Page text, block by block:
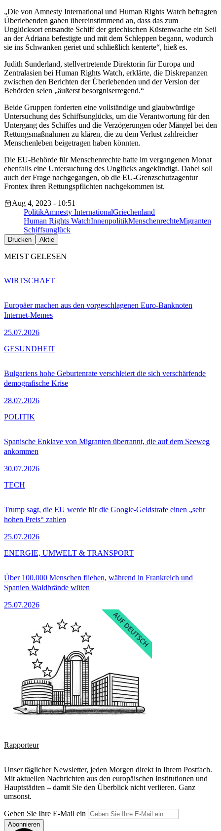
„Die von Amnesty International und Human Rights Watch befragten
Überlebenden gaben übereinstimmend an, dass das zum
Unglücksort entsandte Schiff der griechischen Küstenwache ein Seil
an der Adriana befestigte und mit dem Schleppen begann, wodurch
sie ins Schwanken geriet und schließlich kenterte“, hieß es.
Judith Sunderland, stellvertretende Direktorin für Europa und
Zentralasien bei Human Rights Watch, erklärte, die Diskrepanzen
zwischen den Berichten der Überlebenden und der Version der
Behörden seien „äußerst besorgniserregend.“
Beide Gruppen forderten eine vollständige und glaubwürdige
Untersuchung des Schiffsunglücks, um die Verantwortung für den
Untergang des Schiffes und die Verzögerungen oder Mängel bei den
Rettungsmaßnahmen zu klären, die zu dem Verlust zahlreicher
Menschenleben beigetragen haben könnten.
Die EU-Behörde für Menschenrechte hatte im vergangenen Monat
ebenfalls eine Untersuchung des Unglücks angekündigt. Dabei soll
auch der Frage nachgegangen, ob die EU-Grenzschutzagentur
Frontex ihren Rettungspflichten nachgekommen ist.
Aug 4, 2023 - 10:51
PolitikAmnesty InternationalGriechenland
Human Rights WatchInnenpolitikMenschenrechteMigranten
Schiffsunglück
Drucken Aktie
MEIST GELESEN
Europäer machen aus den vorgeschlagenen Euro-Banknoten
Internet-Memes
25.07.2026
WIRTSCHAFT
Bulgariens hohe Geburtenrate verschleiert die sich verschärfende
demografische Krise
28.07.2026
GESUNDHEIT
Spanische Enklave von Migranten überrannt, die auf dem Seeweg
ankommen
30.07.2026
POLITIK
Trump sagt, die EU werde für die Google-Geldstrafe einen „sehr
hohen Preis“ zahlen
25.07.2026
TECH
Über 100.000 Menschen fliehen, während in Frankreich und
Spanien Waldbrände wüten
25.07.2026
ENERGIE, UMWELT & TRANSPORT
Rapporteur
Unser täglicher Newsletter, jeden Morgen direkt in Ihrem Postfach.
Mit aktuellen Nachrichten aus den europäischen Institutionen und
Hauptstädten – damit Sie den Überblick nicht verlieren. Ganz
umsonst.
Geben Sie Ihre E-Mail ein
Abonnieren